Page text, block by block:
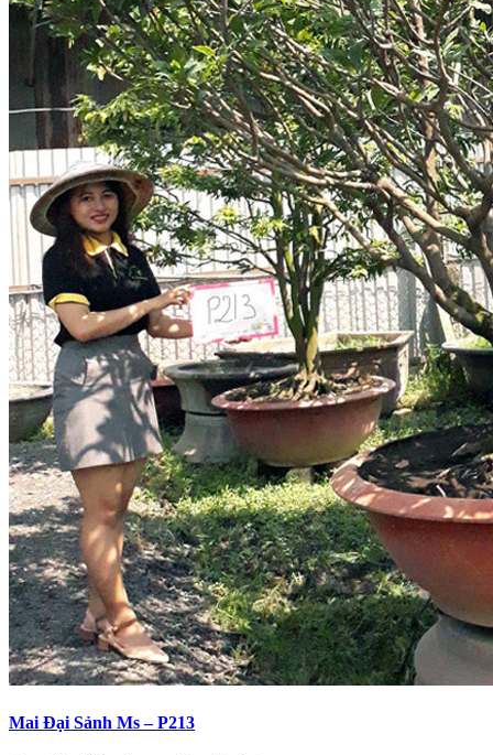
Mai Đại Sảnh Ms – P213